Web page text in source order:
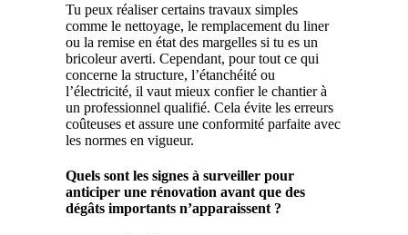
Tu peux réaliser certains travaux simples
comme le nettoyage, le remplacement du liner
ou la remise en état des margelles si tu es un
bricoleur averti. Cependant, pour tout ce qui
concerne la structure, l’étanchéité ou
l’électricité, il vaut mieux confier le chantier à
un professionnel qualifié. Cela évite les erreurs
coûteuses et assure une conformité parfaite avec
les normes en vigueur.
Quels sont les signes à surveiller pour
anticiper une rénovation avant que des
dégâts importants n’apparaissent ?